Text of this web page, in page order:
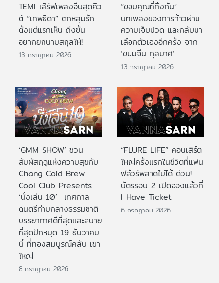
TEMI เสิร์ฟเพลงจีบสุดคิว
ต์ “เทพธิดา” ตกหลุมรัก
ตั้งแต่แรกเห็น ถึงขั้น
อยากยกนามสกุลให้!
13 กรกฎาคม 2026
“ขอบคุณที่ทิ้งกัน”
บทเพลงของการก้าวผ่าน
ความเจ็บปวด และกลับมา
เลือกตัวเองอีกครั้ง จาก
‘ขนมจีน กุลมาศ’
13 กรกฎาคม 2026
‘GMM SHOW’ ชวน
สัมผัสฤดูแห่งความสุขกับ
Chang Cold Brew
Cool Club Presents
‘นั่งเล่น 10’ เทศกาล
ดนตรีท่ามกลางธรรมชาติ
บรรยากาศดีที่สุดและสบาย
ที่สุดปักหมุด 19 ธันวาคม
นี้ ที่ทองสมบูรณ์คลับ เขา
ใหญ่
8 กรกฎาคม 2026
“FLURE LIFE” คอนเสิร์ต
ใหญ่ครั้งแรกในชีวิตที่แฟน
ฟลัวร์พลาดไม่ได้ ด่วน!
บัตรรอบ 2 เปิดจองแล้วที่
I Have Ticket
6 กรกฎาคม 2026